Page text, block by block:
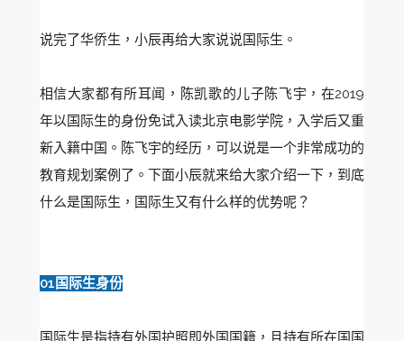
说完了华侨生，小辰再给大家说说国际生。
相信大家都有所耳闻，陈凯歌的儿子陈飞宇，在2019
年以国际生的身份免试入读北京电影学院，入学后又重
新入籍中国。陈飞宇的经历，可以说是一个非常成功的
教育规划案例了。下面小辰就来给大家介绍一下，到底
什么是国际生，国际生又有什么样的优势呢？
01国际生身份
国际生是指持有外国护照即外国国籍，且持有所在国国